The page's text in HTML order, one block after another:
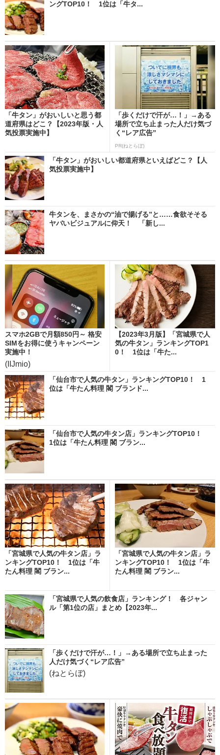
ングTOP10！ 1位は「牛タ...
「牛タン」がおいしいと思う都
道府県はどこ？【2023年版・人
気投票実施中】
「歩くだけで汗が…！」→ある
場所で立ち止まった人だけ気づ
く“レア広告”
PR(ねとらぼ)
「牛タン」がおいしい都道府県といえばどこ？【人
気投票実施中】
牛タンを、まさかの“油で揚げる”と……食欲そそる
ヤバいビジュアルに仰天！ 「新し...
スマホ2GBで月額850円～ 格安
SIMをお得に使うキャンペーン
実施中！
(IIJmio)
【2023年3月版】「宮城県で人
気の牛タン」ランキングTOP1
0！ 1位は「牛た...
「仙台市で人気の牛タン」ランキングTOP10！ 1
位は「牛たん料理 閣 ブランド...
「仙台市で人気の牛タン店」ランキングTOP10！
1位は「牛たん料理 閣 ブラン...
「宮城県で人気の牛タン店」ラ
ンキングTOP10！ 1位は「牛
たん料理 閣 ブラン...
「宮城県で人気の牛タン店」ラ
ンキングTOP10！ 1位は「牛
たん料理 閣 ブラン...
「宮城県で人気の飲食店」ランキング！ 各ジャン
ル「第1位の店」まとめ【2023年...
「歩くだけで汗が…！」→ある場所で立ち止まった
人だけ気づく“レア広告”
(ねとらぼ)